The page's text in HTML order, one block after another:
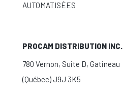
AUTOMATISÉES
PROCAM DISTRIBUTION INC.
780 Vernon, Suite D, Gatineau
(Québec) J9J 3K5